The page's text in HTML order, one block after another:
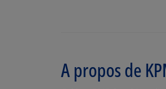
A propos de